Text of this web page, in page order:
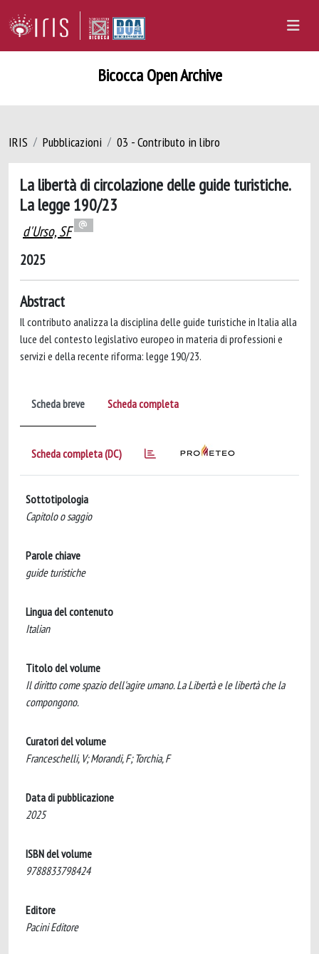
Bicocca Open Archive
IRIS Pubblicazioni 03 - Contributo in libro
La libertà di circolazione delle guide turistiche.
La legge 190/23
d'Urso, SF
2025
Abstract
Il contributo analizza la disciplina delle guide turistiche in Italia alla
luce del contesto legislativo europeo in materia di professioni e
servizi e della recente riforma: legge 190/23.
Scheda breve Scheda completa
Scheda completa (DC)
Sottotipologia
Capitolo o saggio
Parole chiave
guide turistiche
Lingua del contenuto
Italian
Titolo del volume
Il diritto come spazio dell'agire umano. La Libertà e le libertà che la
compongono.
Curatori del volume
Franceschelli, V; Morandi, F; Torchia, F
Data di pubblicazione
2025
ISBN del volume
9788833798424
Editore
Pacini Editore